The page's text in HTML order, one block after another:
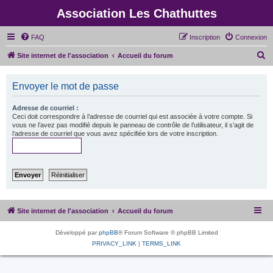
Association Les Chathuttes
FAQ Connexion
Inscription
Site internet de l'association Accueil du forum
Envoyer le mot de passe
Adresse de courriel :
Ceci doit correspondre à l’adresse de courriel qui est associée à votre compte. Si
vous ne l’avez pas modifié depuis le panneau de contrôle de l’utilisateur, il s’agit de
l’adresse de courriel que vous avez spécifiée lors de votre inscription.
Site internet de l'association Accueil du forum
Développé parphpBB® Forum Software © phpBB Limited
PRIVACY_LINK | TERMS_LINK